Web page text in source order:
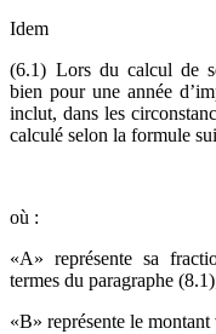
Idem
(6.1) Lors du calcul de
bien pour une année
inclut, dans les
calculé selon la formule
où :
«A» représente sa
termes du paragraphe
«B» représente le